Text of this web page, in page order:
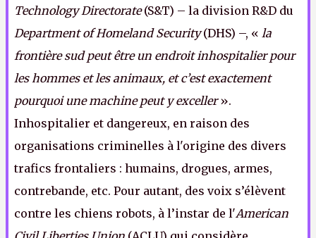
Technology Directorate(S&T) – la division R&D du
Department of Homeland Security(DHS) –, « la
frontière sud peut être un endroit inhospitalier pour
les hommes et les animaux, et c’est exactement
pourquoi une machine peut y exceller».
Inhospitalier et dangereux, en raison des
organisations criminelles à l'origine des divers
trafics frontaliers : humains, drogues, armes,
contrebande, etc. Pour autant, des voix s’élèvent
contre les chiens robots, à l’instar de l'American